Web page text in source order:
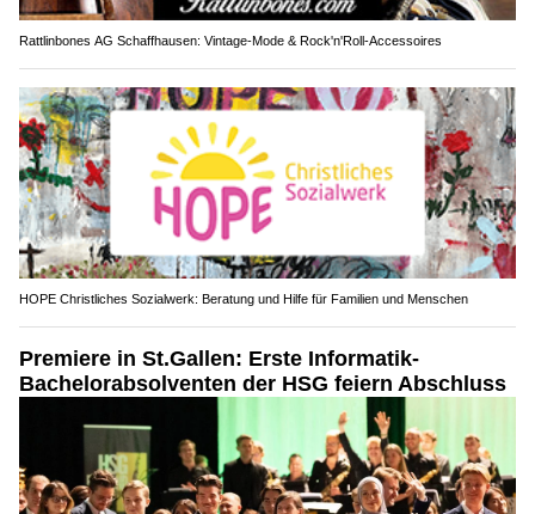
Rattlinbones AG Schaffhausen: Vintage-Mode & Rock'n'Roll-Accessoires
HOPE Christliches Sozialwerk: Beratung und Hilfe für Familien und Menschen
Premiere in St.Gallen: Erste Informatik-
Bachelorabsolventen der HSG feiern Abschluss